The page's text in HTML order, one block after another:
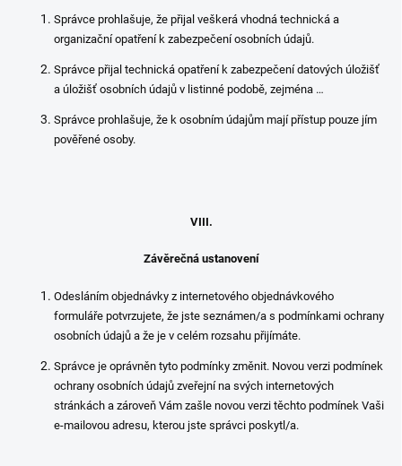
Správce prohlašuje, že přijal veškerá vhodná technická a
organizační opatření k zabezpečení osobních údajů.
Správce přijal technická opatření k zabezpečení datových úložišť
a úložišť osobních údajů v listinné podobě, zejména …
Správce prohlašuje, že k osobním údajům mají přístup pouze jím
pověřené osoby.
VIII.
Závěrečná ustanovení
Odesláním objednávky z internetového objednávkového
formuláře potvrzujete, že jste seznámen/a s podmínkami ochrany
osobních údajů a že je v celém rozsahu přijímáte.
Správce je oprávněn tyto podmínky změnit. Novou verzi podmínek
ochrany osobních údajů zveřejní na svých internetových
stránkách a zároveň Vám zašle novou verzi těchto podmínek Vaši
e-mailovou adresu, kterou jste správci poskytl/a.